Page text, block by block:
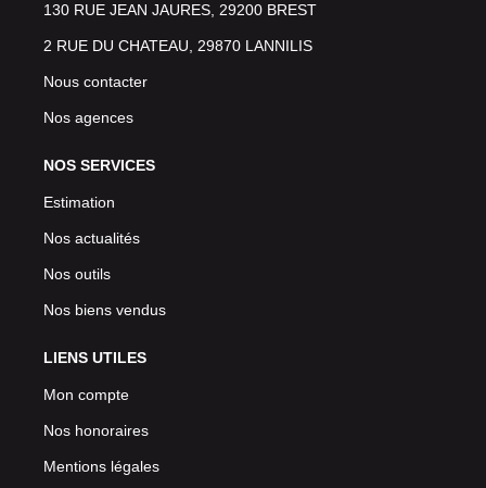
130 RUE JEAN JAURES, 29200 BREST
2 RUE DU CHATEAU, 29870 LANNILIS
Nous contacter
Nos agences
NOS SERVICES
Estimation
Nos actualités
Nos outils
Nos biens vendus
LIENS UTILES
Mon compte
Nos honoraires
Mentions légales